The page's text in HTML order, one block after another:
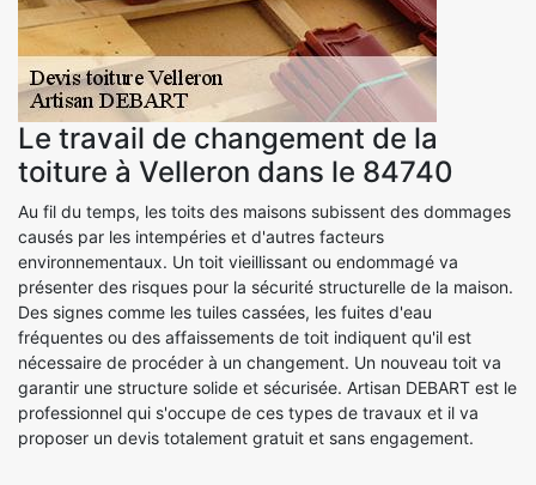
Le travail de changement de la
toiture à Velleron dans le 84740
Au fil du temps, les toits des maisons subissent des dommages
causés par les intempéries et d'autres facteurs
environnementaux. Un toit vieillissant ou endommagé va
présenter des risques pour la sécurité structurelle de la maison.
Des signes comme les tuiles cassées, les fuites d'eau
fréquentes ou des affaissements de toit indiquent qu'il est
nécessaire de procéder à un changement. Un nouveau toit va
garantir une structure solide et sécurisée. Artisan DEBART est le
professionnel qui s'occupe de ces types de travaux et il va
proposer un devis totalement gratuit et sans engagement.